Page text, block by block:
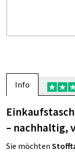
Info
– nachhaltig,
Sie möchten